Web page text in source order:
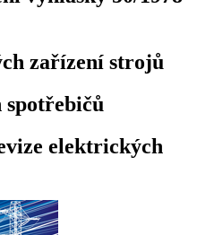
zařízení strojů
elektrických